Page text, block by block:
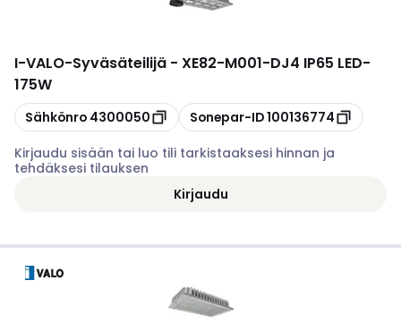
I-VALO-Syväsäteilijä - XE82-M001-DJ4 IP65 LED-
175W
Kopioi
Sähkönro 4300050 Kopioi
Sonepar-ID100136774
Kirjaudu sisään tai luo tili tarkistaaksesi hinnan ja
tehdäksesi tilauksen
Kirjaudu